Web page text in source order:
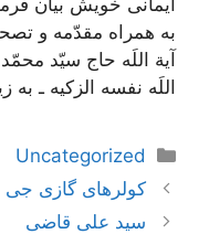
ایمانی خویش بیان
به همراه مقدّمه و
آیة اللَه حاج سیّد
اللَه نفسه الزکیه ـ
دسته‌ها
Uncategorized
ناوبری
نوشته‌ها
کولرهای گازی جی
سید علی قاضی